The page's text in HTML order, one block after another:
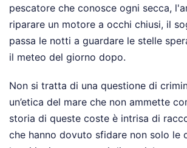
pescatore che conosce ogni secca,
riparare un motore a occhi chiusi, il
passa le notti a guardare le stelle
il meteo del giorno dopo.
Non si tratta di una questione di
un’etica del mare che non ammette
storia di queste coste è intrisa di
che hanno dovuto sfidare non solo le